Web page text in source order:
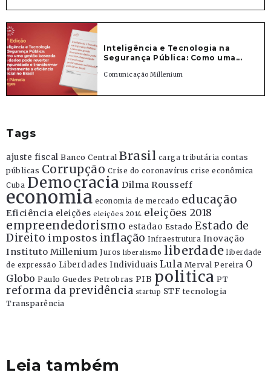
Inteligência e Tecnologia na
Segurança Pública: Como uma...
Comunicação Millenium
Tags
ajuste fiscal Banco Central Brasil carga tributária contas
públicas Corrupção Crise do coronavírus crise econômica
Cuba Democracia Dilma Rousseff
economia economia de mercado educação
Eficiência eleições eleições 2014 eleições 2018
empreendedorismo estadao Estado Estado de
Direito impostos inflação Infraestrutura Inovação
Instituto Millenium Juros liberalismo liberdade liberdade
de expressão Liberdades Individuais Lula Merval Pereira O
Globo Paulo Guedes Petrobras PIB politica PT
reforma da previdência startup STF tecnologia
Transparência
Leia também